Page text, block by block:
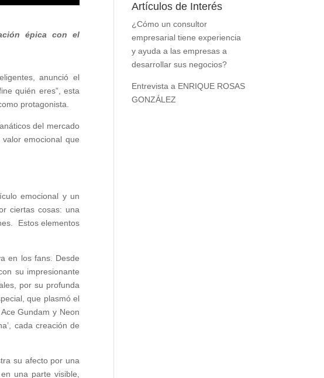
épica con el
anunció el
quién eres”, esta
protagonista.
del mercado
emocional que
emocional y un
ciertas cosas: una
Estos elementos
en los fans. Desde
su impresionante
por su profunda
que plasmó el
Gundam y Neon
cada creación de
su afecto por una
una parte visible,
Artículos de Interés
¿Cómo un consultor
empresarial tiene experiencia
y ayuda a las empresas a
desarrollar sus negocios?
Entrevista a ENRIQUE ROSAS
GONZÁLEZ